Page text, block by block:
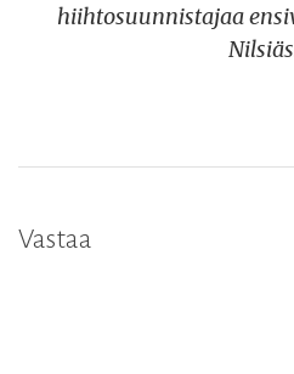
hiihtosuunnistajaa
Vastaa